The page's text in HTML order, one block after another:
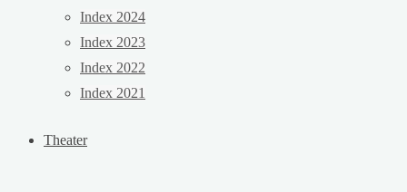
Index 2024
Index 2023
Index 2022
Index 2021
Theater